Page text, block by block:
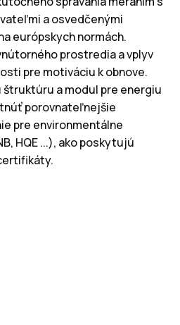
a osvedčenými
európskych normách.
prostredia a vplyv
pre motiváciu k obnove.
štruktúru a modul pre energiu
porovnateľnejšie
pre environmentálne
HQE ...), ako poskytujú